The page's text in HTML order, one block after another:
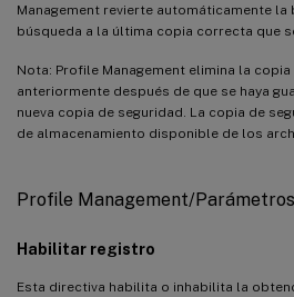
Management revierte automáticamente
búsqueda a la última copia correcta que
Nota: Profile Management elimina la
anteriormente después de que se haya
nueva copia de seguridad. La copia de
de almacenamiento disponible de los
Profile Management/
Habilitar registro
Esta directiva habilita o inhabilita la